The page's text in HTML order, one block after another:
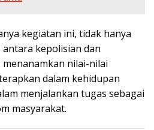
kegiatan ini, tidak hanya
kepolisian dan
nilai-nilai
dalam kehidupan
menjalankan tugas sebagai
masyarakat.